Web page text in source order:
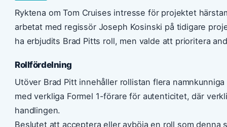
Ryktena om Tom Cruises intresse för projektet
arbetat med regissör Joseph Kosinski på tidigare
ha erbjudits Brad Pitts roll, men valde att prioritera
Rollfördelning
Utöver Brad Pitt innehåller rollistan flera
med verkliga Formel 1-förare för autenticitet, där
handlingen.
Beslutet att acceptera eller avböja en roll som denna